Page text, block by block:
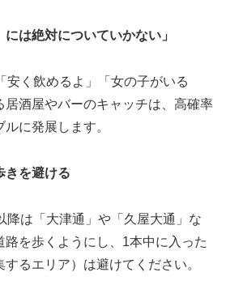
には絶対についていかない」
安く飲めるよ」「女の子がいる
居酒屋やバーのキャッチは、高確率
に発展します。
きを避ける
降は「大津通」や「久屋大通」な
路を歩くようにし、1本中に入った
るエリア）は避けてください。